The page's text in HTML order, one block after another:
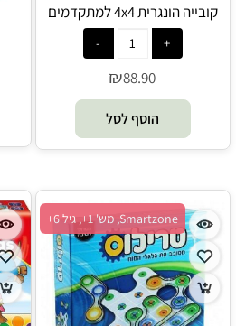
קובייה הונגרית 4x4 למתקדמים
רוביקס - Rubik's
₪88.90
הוסף לסל
Smartzone, מש' 1+, גיל 6+